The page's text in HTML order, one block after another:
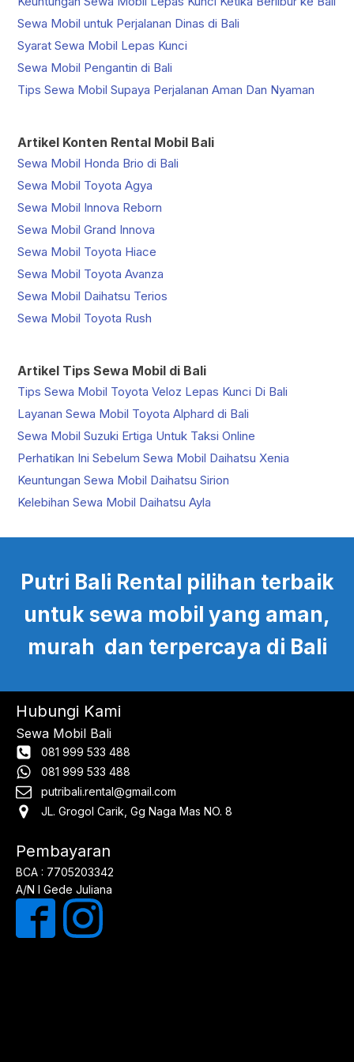
Sewa Mobil untuk Perjalanan Dinas di Bali
Syarat Sewa Mobil Lepas Kunci
Sewa Mobil Pengantin di Bali
Tips Sewa Mobil Supaya Perjalanan Aman Dan Nyaman
Artikel Konten Rental Mobil Bali
Sewa Mobil Honda Brio di Bali
Sewa Mobil Toyota Agya
Sewa Mobil Innova Reborn
Sewa Mobil Grand Innova
Sewa Mobil Toyota Hiace
Sewa Mobil Toyota Avanza
Sewa Mobil Daihatsu Terios
Sewa Mobil Toyota Rush
Artikel Tips Sewa Mobil di Bali
Tips Sewa Mobil Toyota Veloz Lepas Kunci Di Bali
Layanan Sewa Mobil Toyota Alphard di Bali
Sewa Mobil Suzuki Ertiga Untuk Taksi Online
Perhatikan Ini Sebelum Sewa Mobil Daihatsu Xenia
Keuntungan Sewa Mobil Daihatsu Sirion
Kelebihan Sewa Mobil Daihatsu Ayla
Putri Bali Rental pilihan terbaik
untuk sewa mobil yang aman,
murah dan terpercaya di Bali
Hubungi Kami
Sewa Mobil Bali
081 999 533 488
081 999 533 488
putribali.rental@gmail.com
JL. Grogol Carik, Gg Naga Mas NO. 8
Pembayaran
BCA : 7705203342
A/N I Gede Juliana